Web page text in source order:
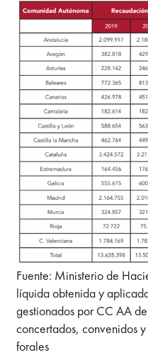
Fuente: Ministerio de
líquida obtenida y
gestionados por CC AA
concertados, convenidos
forales